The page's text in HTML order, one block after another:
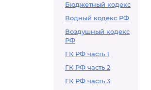
Бюджетный кодекс
Водный кодекс РФ
Воздушный кодекс
РФ
ГК РФ часть 1
ГК РФ часть 2
ГК РФ часть 3